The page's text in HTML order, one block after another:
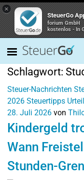
×
SteuerGo
forium GmbH
kostenlos - In
Schlagwort:
Steuer-Nachrichten
2026 Steuertipps
28. Juli 2026 von
Kindergeld
Wann
Stunden-